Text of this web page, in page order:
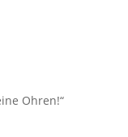
Ohren!“